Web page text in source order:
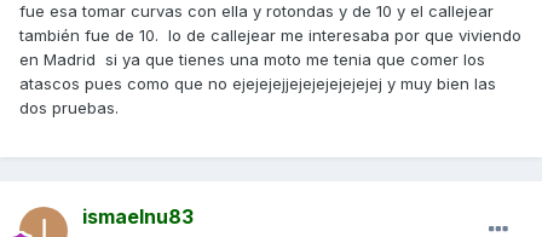
Entiendo que a la gente no le guste la estética de estas
"motos" pero a mi me apaña y hasta me gustan.
Por cierto, el día que la probé pensaba que me iba a
resultar muy extraño y qué va, unas sensaciones muy
Saludos.
fue esa tomar curvas con ella y rotondas y de 10 y el callejear
también fue de 10. lo de callejear me interesaba por que viviendo
en Madrid si ya que tienes una moto me tenia que comer los
atascos pues como que no ejejejejjejejejejejejej y muy bien las
dos pruebas.
ismaelnu83